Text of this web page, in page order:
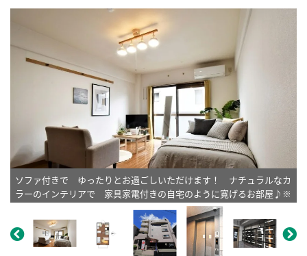
ソファ付きで ゆったりとお過ごしいただけます！ ナチュラルなカ
ラーのインテリアで 家具家電付きの自宅のように寛げるお部屋♪※
植木と額とクッションなどは写真用です。